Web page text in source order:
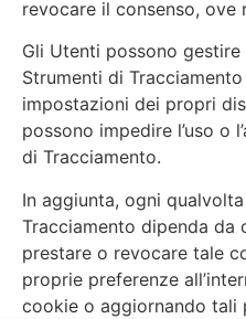
revocare il consenso, ove
Gli Utenti possono
Strumenti di
impostazioni dei propri
possono impedire l’uso o
di Tracciamento.
In aggiunta, ogni
Tracciamento dipenda da
prestare o revocare tale
proprie preferenze
cookie o aggiornando tali